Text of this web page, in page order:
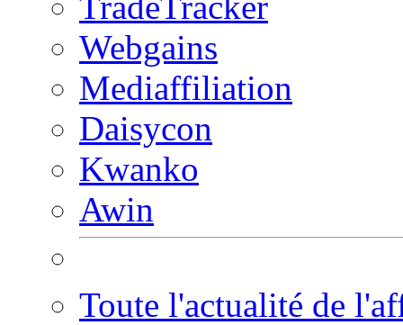
Webgains
Mediaffiliation
Daisycon
Kwanko
Awin
Toute l'actualité de